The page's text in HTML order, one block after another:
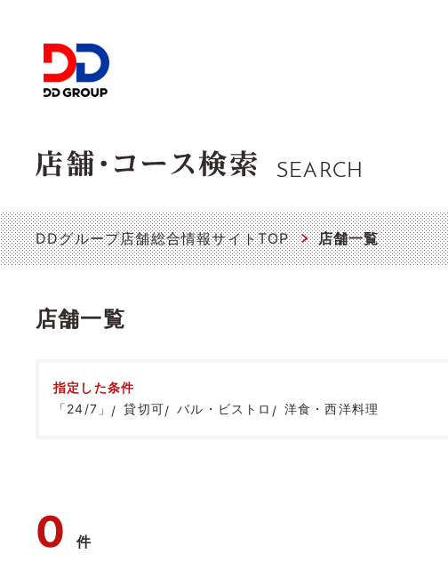
SEARCH
DDグループ店舗総合情報サイトTOP 店舗一覧
店舗一覧
指定した条件
「24/7」
貸切可 バル・ビストロ 洋食・西洋料理
0件